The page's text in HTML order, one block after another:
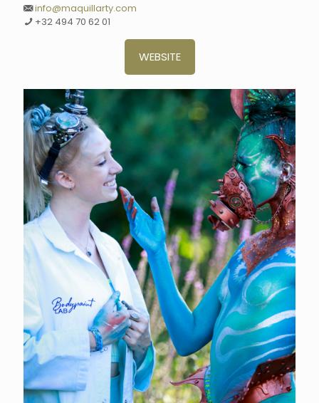
info@maquillarty.com
+32 494 70 62 01
WEBSITE